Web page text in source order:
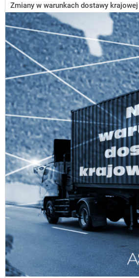
Zmiany w warunkach dostawy krajowej